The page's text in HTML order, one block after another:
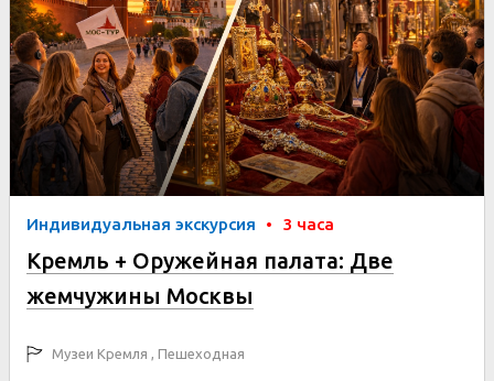
Индивидуальная экскурсия • 3 часа
Кремль + Оружейная палата: Две
жемчужины Москвы
Музеи Кремля , Пешеходная